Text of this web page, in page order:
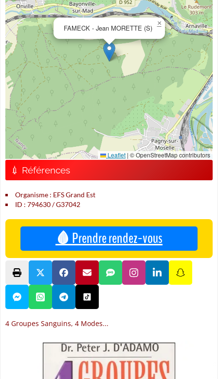
FAMECK - Jean MORETTE (S)
×
Leaflet | © OpenStreetMap contributors
💉 Références
Organisme : EFS Grand Est
ID : 794630 / G37042
🩸 Prendre rendez-vous
4 Groupes Sanguins, 4 Modes...